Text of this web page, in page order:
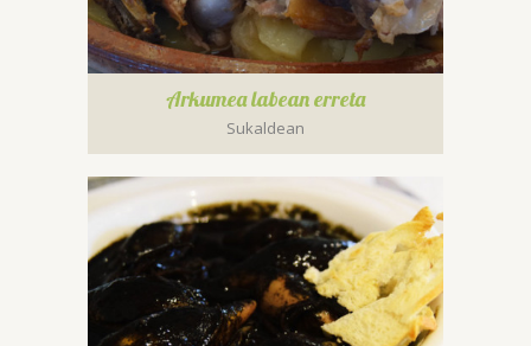
Arkumea labean erreta
Sukaldean